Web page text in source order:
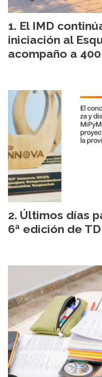
El IMD
iniciación al
acompaño a
Últimos días
6ª edición de